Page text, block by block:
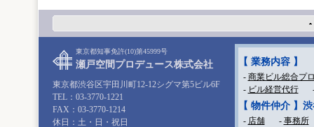
東京都知事免許(10)第45999号
瀬戸空間プロデュース株式会社
東京都渋谷区宇田川町12-12シグマ第5ビル6F
TEL：03-3770-1221
FAX：03-3770-1214
休日：土・日・祝日
【 業務内容 】
- 商業ビル総合プ
- ビル経営代行
【 物件仲介 】
- 店舗 - 事務所